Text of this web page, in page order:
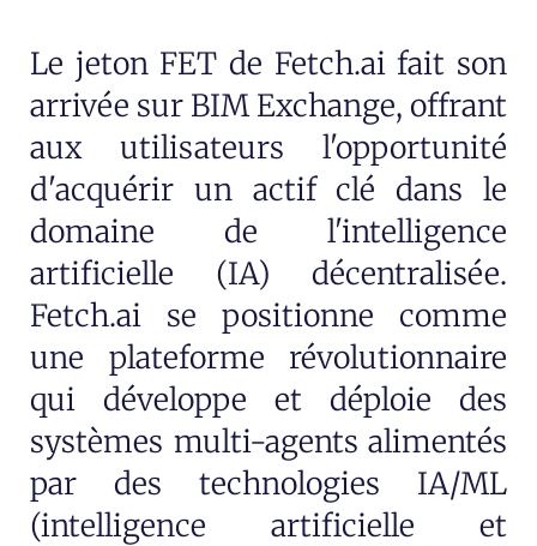
Le jeton FET de Fetch.ai fait son
arrivée sur BIM Exchange, offrant
aux utilisateurs l'opportunité
d'acquérir un actif clé dans le
domaine de l'intelligence
artificielle (IA) décentralisée.
Fetch.ai se positionne comme
une plateforme révolutionnaire
qui développe et déploie des
systèmes multi-agents alimentés
par des technologies IA/ML
(intelligence artificielle et